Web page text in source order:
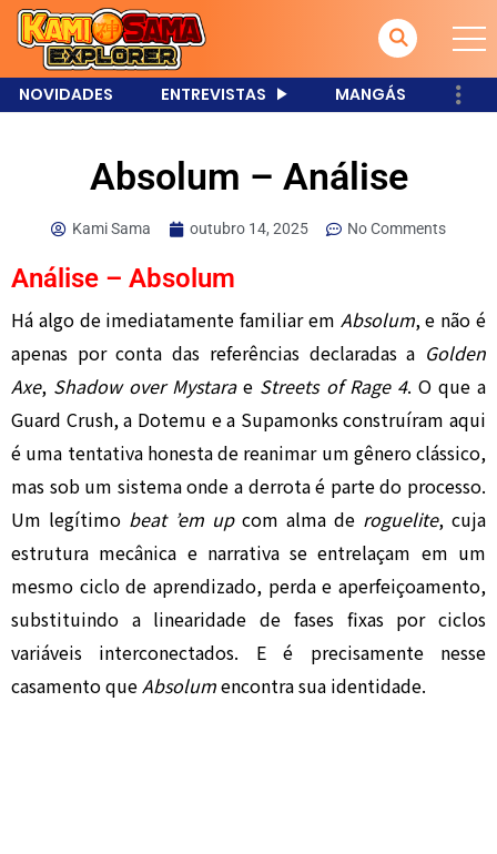
NOVIDADES ENTREVISTAS MANGÁS
Absolum – Análise
Kami Sama outubro 14, 2025 No Comments
Análise – Absolum
Há algo de imediatamente familiar em Absolum, e não é
apenas por conta das referências declaradas a Golden
Axe, Shadow over Mystarae Streets of Rage 4. O que a
Guard Crush, a Dotemu e a Supamonks construíram aqui
é uma tentativa honesta de reanimar um gênero clássico,
mas sob um sistema onde a derrota é parte do processo.
Um legítimo beat ’em upcom alma de roguelite, cuja
estrutura mecânica e narrativa se entrelaçam em um
mesmo ciclo de aprendizado, perda e aperfeiçoamento,
substituindo a linearidade de fases fixas por ciclos
variáveis interconectados. E é precisamente nesse
casamento queAbsolumencontra sua identidade.